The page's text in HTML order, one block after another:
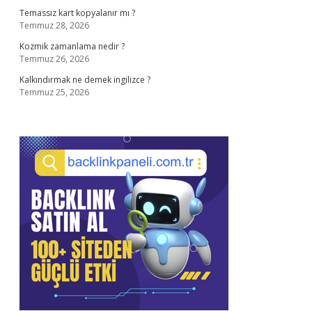
Temassız kart kopyalanır mı ?
Temmuz 28, 2026
Kozmik zamanlama nedir ?
Temmuz 26, 2026
Kalkındırmak ne demek ingilizce ?
Temmuz 25, 2026